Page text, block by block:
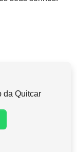
da Quitcar